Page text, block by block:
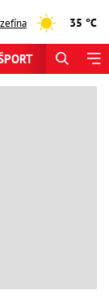
35 °C